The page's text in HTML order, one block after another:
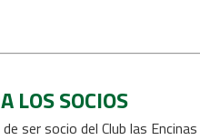
LOS SOCIOS
ser socio del Club las Encinas